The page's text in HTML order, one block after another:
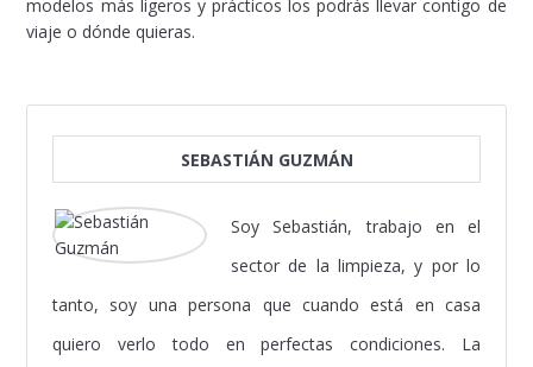
modelos más ligeros y prácticos los podrás llevar contigo de
viaje o dónde quieras.
SEBASTIÁN GUZMÁN
Soy Sebastián, trabajo en el
sector de la limpieza, y por lo
tanto, soy una persona que cuando está en casa
quiero verlo todo en perfectas condiciones. La